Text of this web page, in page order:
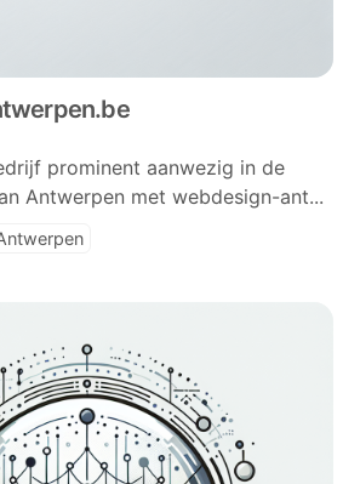
prominent aanwezig in de
Antwerpen met webdesign-ant...